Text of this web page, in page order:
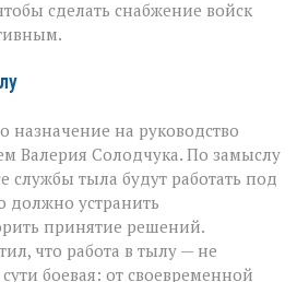
сделать снабжение войск
на руководство
Валерия Солодчука. По замыслу
службы тыла будут работать под
устранить
принятие решений.
что работа в тылу — не
боевая: от своевременной